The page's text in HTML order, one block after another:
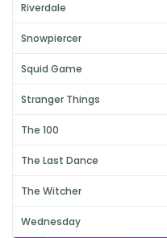
Riverdale
Snowpiercer
Squid Game
Stranger Things
The 100
The Last Dance
The Witcher
Wednesday